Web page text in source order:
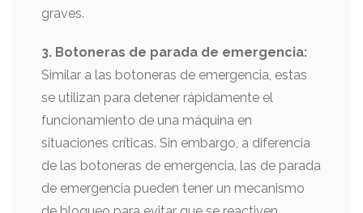
graves.
3. Botoneras de parada de emergencia:
Similar a las botoneras de emergencia, estas
se utilizan para detener rápidamente el
funcionamiento de una máquina en
situaciones críticas. Sin embargo, a diferencia
de las botoneras de emergencia, las de parada
de emergencia pueden tener un mecanismo